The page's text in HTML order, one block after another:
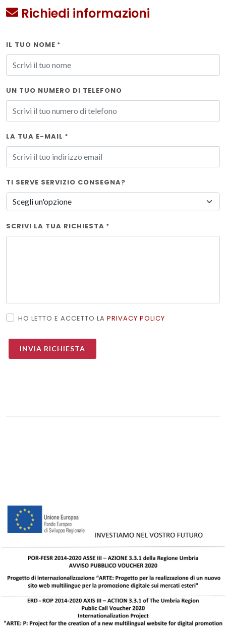
Richiedi informazioni
IL TUO NOME *
UN TUO NUMERO DI TELEFONO
LA TUA E-MAIL *
TI SERVE SERVIZIO CONSEGNA?
SCRIVI LA TUA RICHIESTA *
HO LETTO E ACCETTO LA PRIVACY POLICY